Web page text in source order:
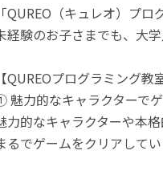
「QUREO（キュレオ）プ
経験のお子さまでも、大
【QUREOプログラミング教
魅力的なキャラクターで
力的なキャラクターや本
るでゲームをクリアして